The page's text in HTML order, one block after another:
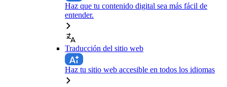
Haz que tu contenido digital sea más fácil de
entender.
Traducción del sitio web
Haz tu sitio web accesible en todos los idiomas